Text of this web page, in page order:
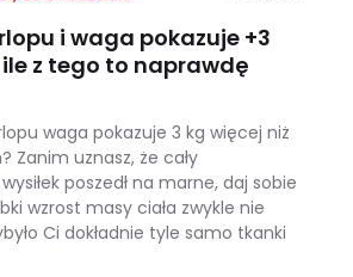
i waga pokazuje +3
z tego to naprawdę
waga pokazuje 3 kg więcej niż
Zanim uznasz, że cały
poszedł na marne, daj sobie
wzrost masy ciała zwykle nie
Ci dokładnie tyle samo tkanki